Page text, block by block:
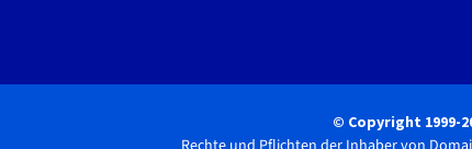
© Copyright 1999-